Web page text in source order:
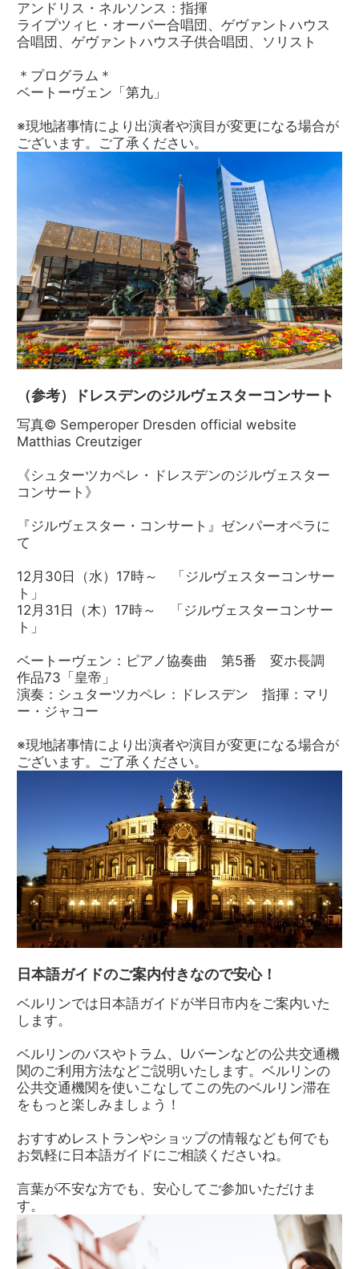
アンドリス・ネルソンス：指揮
ライプツィヒ・オーパー合唱団、ゲヴァントハウス
合唱団、ゲヴァントハウス子供合唱団、ソリスト
＊プログラム＊
ベートーヴェン「第九」
※現地諸事情により出演者や演目が変更になる場合が
ございます。ご了承ください。
（参考）ドレスデンのジルヴェスターコンサート
写真© Semperoper Dresden official website
Matthias Creutziger
《シュターツカペレ・ドレスデンのジルヴェスター
コンサート》
『ジルヴェスター・コンサート』ゼンパーオペラに
て
12月30日（水）17時～ 「ジルヴェスターコンサー
ト」
12月31日（木）17時～ 「ジルヴェスターコンサー
ト」
ベートーヴェン：ピアノ協奏曲 第5番 変ホ長調
作品73「皇帝」
演奏：シュターツカペレ：ドレスデン 指揮：マリ
ー・ジャコー
※現地諸事情により出演者や演目が変更になる場合が
ございます。ご了承ください。
日本語ガイドのご案内付きなので安心！
ベルリンでは日本語ガイドが半日市内をご案内いた
します。
ベルリンのバスやトラム、Uバーンなどの公共交通機
関のご利用方法などご説明いたします。ベルリンの
公共交通機関を使いこなしてこの先のベルリン滞在
をもっと楽しみましょう！
おすすめレストランやショップの情報なども何でも
お気軽に日本語ガイドにご相談くださいね。
言葉が不安な方でも、安心してご参加いただけま
す。